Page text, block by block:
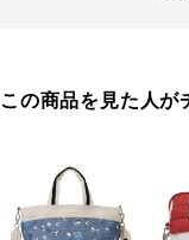
この商品を見た人が